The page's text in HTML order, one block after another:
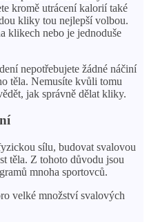
kromě utrácení kalorií také
kliky tou nejlepší volbou.
klikech nebo je jednoduše
nepotřebujete žádné náčiní
těla. Nemusíte kvůli tomu
jak správně dělat kliky.
sílu, budovat svalovou
těla. Z tohoto důvodu jsou
mnoha sportovců.
velké množství svalových